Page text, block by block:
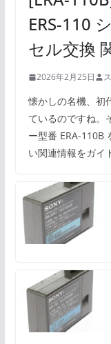
ERS-110
セル交換
2026年2月25日
懐かしの名機、初
ているのですね。
ー型番 ERA-110B
い関連情報をガイ